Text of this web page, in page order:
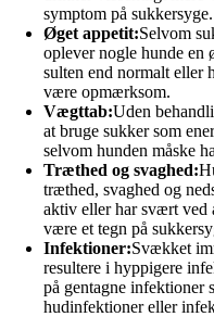
symptom på sukkersyge.
Øget appetit:Selvom
oplever nogle hunde en
sulten end normalt eller
være opmærksom.
Vægttab:Uden
at bruge sukker som
selvom hunden måske
Træthed og svaghed:
træthed, svaghed og
aktiv eller har svært ved
være et tegn på
Infektioner:Svækket
resultere i hyppigere
på gentagne infektioner
hudinfektioner eller